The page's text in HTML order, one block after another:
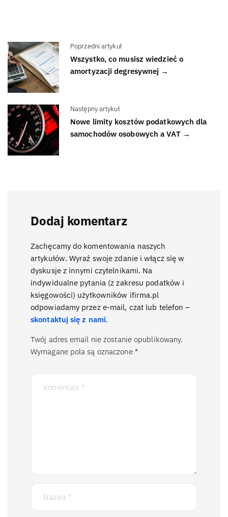
Poprzedni artykuł
Wszystko, co musisz wiedzieć o
amortyzacji degresywnej →
Następny artykuł
Nowe limity kosztów podatkowych dla
samochodów osobowych a VAT →
Dodaj komentarz
Zachęcamy do komentowania naszych
artykułów. Wyraź swoje zdanie i włącz się w
dyskusje z innymi czytelnikami. Na
indywidualne pytania (z zakresu podatków i
księgowości) użytkowników ifirma.pl
odpowiadamy przez e-mail, czat lub telefon –
skontaktuj się z nami.
Twój adres email nie zostanie opublikowany.
Wymagane pola są oznaczone *